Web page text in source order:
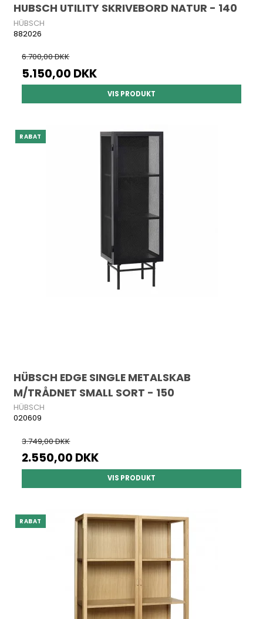
HUBSCH UTILITY SKRIVEBORD NATUR - 140
HÜBSCH
882026
6.700,00 DKK
5.150,00 DKK
VIS PRODUKT
RABAT
HÜBSCH EDGE SINGLE METALSKAB
M/TRÅDNET SMALL SORT - 150
HÜBSCH
020609
3.749,00 DKK
2.550,00 DKK
VIS PRODUKT
RABAT